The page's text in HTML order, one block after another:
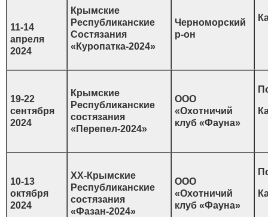
11-14
апреля
2024
Крымские
Республиканские
Состязания
«Куропатка-2024»
Черноморский
р-он
19-22
сентября
2024
Крымские
Республиканские
состязания
«Перепел-2024»
ООО
«Охотничий
клуб «Фауна»
10-13
октября
2024
XX-Крымские
Республиканские
состязания
«Фазан-2024»
ООО
«Охотничий
клуб «Фауна»